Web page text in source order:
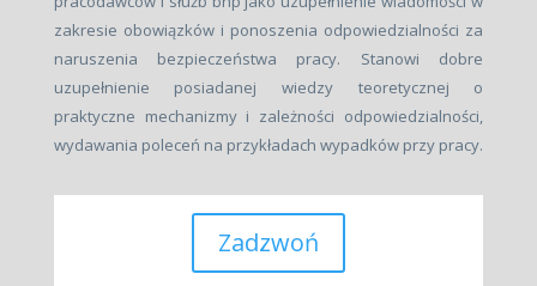
zakresie obowiązków i ponoszenia odpowiedzialności za
naruszenia bezpieczeństwa pracy. Stanowi dobre
uzupełnienie posiadanej wiedzy teoretycznej o
praktyczne mechanizmy i zależności odpowiedzialności,
wydawania poleceń na przykładach wypadków przy pracy.
Zadzwoń